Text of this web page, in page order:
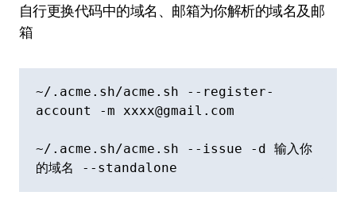
自行更换代码中的域名、邮箱为你解析的域名及邮
箱
~/.acme.sh/acme.sh --register-
account -m xxxx@gmail.com
~/.acme.sh/acme.sh --issue -d 输入你
的域名 --standalone